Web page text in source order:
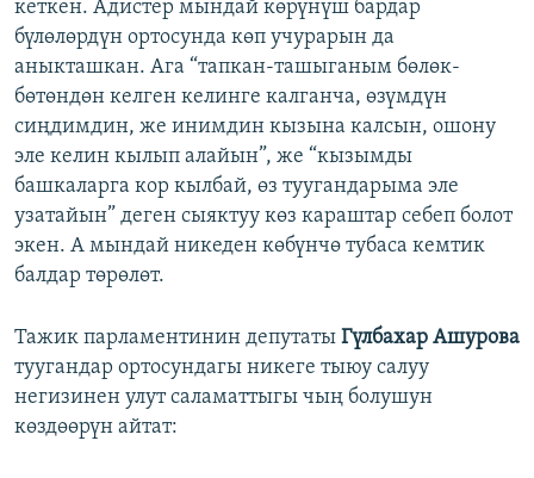
кеткен. Адистер мындай көрүнүш бардар
бүлөлөрдүн ортосунда көп учурарын да
аныкташкан. Ага “тапкан-ташыганым бөлөк-
бөтөндөн келген келинге калганча, өзүмдүн
сиңдимдин, же инимдин кызына калсын, ошону
эле келин кылып алайын”, же “кызымды
башкаларга кор кылбай, өз туугандарыма эле
узатайын” деген сыяктуу көз караштар себеп болот
экен. А мындай никеден көбүнчө тубаса кемтик
балдар төрөлөт.
Тажик парламентинин депутаты Гүлбахар Ашурова
туугандар ортосундагы никеге тыюу салуу
негизинен улут саламаттыгы чың болушун
көздөөрүн айтат: